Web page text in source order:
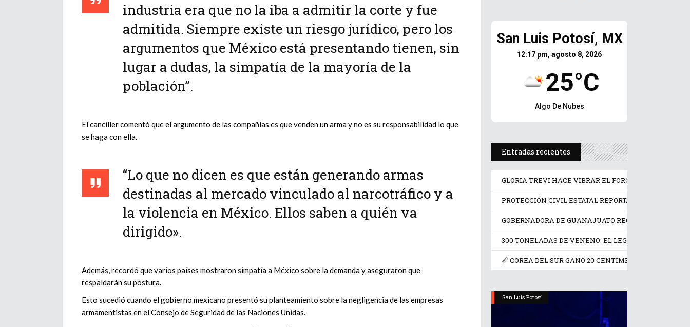
industria era que no la iba a admitir la corte y fue
admitida. Siempre existe un riesgo jurídico, pero los
argumentos que México está presentando tienen, sin
lugar a dudas, la simpatía de la mayoría de la
población”.
El canciller comentó que el argumento de las compañías es que venden un arma y no es su responsabilidad lo que
se haga con ella.
“Lo que no dicen es que están generando armas
destinadas al mercado vinculado al narcotráfico y a
la violencia en México. Ellos saben a quién va
dirigido».
Además, recordó que varios países mostraron simpatía a México sobre la demanda y aseguraron que
respaldarán su postura.
Esto sucedió cuando el gobierno mexicano presentó su planteamiento sobre la negligencia de las empresas
armamentistas en el Consejo de Seguridad de las Naciones Unidas.
San Luis Potosí, MX
12:17 pm, agosto 8, 2026
25°C
Algo De Nubes
Entradas recientes
GLORIA TREVI HACE VIBRAR EL FORO EN EL
PROTECCIÓN CIVIL ESTATAL REPORTA SALDO
GOBERNADORA DE GUANAJUATO RECONOCE A
300 TONELADAS DE VENENO: EL LEGADO DE FRANCIA
📏 COREA DEL SUR GANÓ 20 CENTÍMETROS EN UN
San Luis Potosí